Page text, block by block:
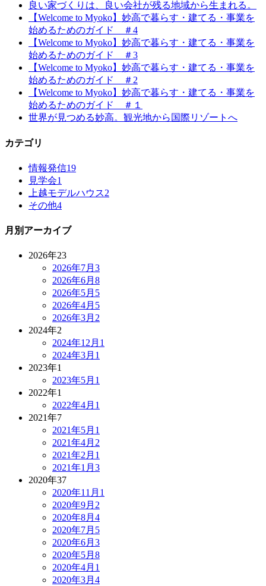
良い家づくりは、良い会社が残る地域から生まれる。
【Welcome to Myoko】妙高で暮らす・建てる・事業を
始めるためのガイド ＃4
【Welcome to Myoko】妙高で暮らす・建てる・事業を
始めるためのガイド ＃3
【Welcome to Myoko】妙高で暮らす・建てる・事業を
始めるためのガイド ＃2
【Welcome to Myoko】妙高で暮らす・建てる・事業を
始めるためのガイド ＃１
世界が見つめる妙高。観光地から国際リゾートへ
カテゴリ
情報発信19
見学会1
上越モデルハウス2
その他4
月別アーカイブ
2026年23
2026年7月 3
2026年6月 8
2026年5月 5
2026年4月 5
2026年3月 2
2024年2
2024年12月 1
2024年3月 1
2023年1
2023年5月 1
2022年1
2022年4月 1
2021年7
2021年5月 1
2021年4月 2
2021年2月 1
2021年1月 3
2020年37
2020年11月 1
2020年9月 2
2020年8月 4
2020年7月 5
2020年6月 3
2020年5月 8
2020年4月 1
2020年3月 4